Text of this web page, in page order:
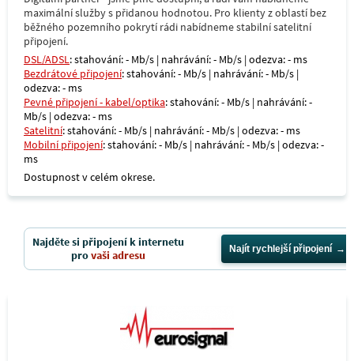
maximální služby s přidanou hodnotou. Pro klienty z oblastí bez
běžného pozemního pokrytí rádi nabídneme stabilní satelitní
připojení.
DSL/ADSL: stahování: - Mb/s | nahrávání: - Mb/s | odezva: - ms
Bezdrátové připojení: stahování: - Mb/s | nahrávání: - Mb/s |
odezva: - ms
Pevné připojení - kabel/optika: stahování: - Mb/s | nahrávání: -
Mb/s | odezva: - ms
Satelitní: stahování: - Mb/s | nahrávání: - Mb/s | odezva: - ms
Mobilní připojení: stahování: - Mb/s | nahrávání: - Mb/s | odezva: -
ms
Dostupnost v celém okrese.
Najděte si připojení k internetu
provaši adresu Najít rychlejší připojení